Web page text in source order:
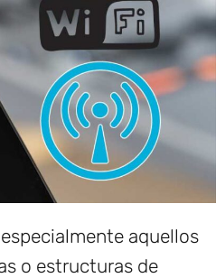
aquellos
o estructuras de